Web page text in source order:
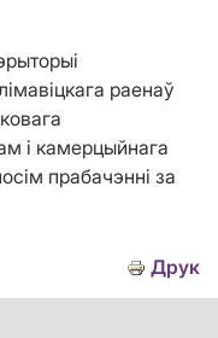
раенаў
і камерцыйнага
прабачэнні за
Друк